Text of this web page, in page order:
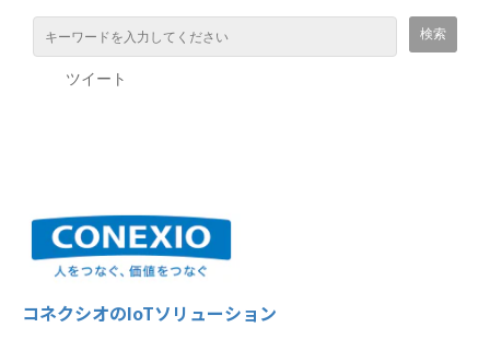
ツイート
コネクシオのIoTソリューション